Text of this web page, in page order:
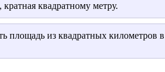
квадратному метру.
площадь из квадратных километров